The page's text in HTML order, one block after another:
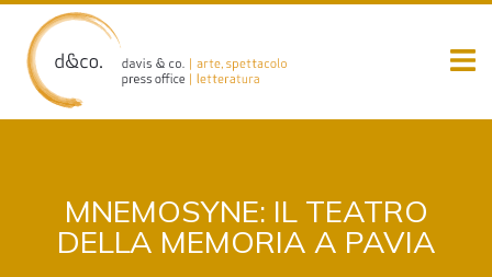
content
MNEMOSYNE: IL TEATRO
DELLA MEMORIA A PAVIA